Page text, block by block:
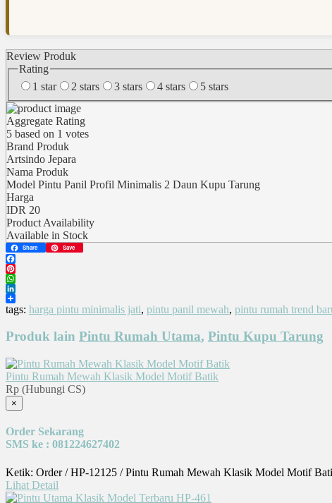
Review Produk
Rating
1 star
2 stars 3 stars 4 stars 5 stars
Aggregate Rating
5 based on 1 votes
Brand Produk
Artsindo Jepara
Nama Produk
Model Pintu Panil Profil Minimalis 2 Daun Kupu Tarung
Harga
IDR 20
Product Availability
Available in Stock
Share Save
Facebook
Pinterest
WhatsApp
LinkedIn
Share
tags: harga pintu minimalis jati, pintu panil mewah, pintu rumah trend
Produk lain Pintu Rumah Utama, Pintu Kupu Tarung
Pintu Rumah Mewah Klasik Model Motif Batik
Rp (Hubungi CS)
×
Order Sekarang
SMS ke : 081224627402
Ketik: Order / HP-12125 / Pintu Rumah Mewah Klasik Model Motif
Lihat Detail